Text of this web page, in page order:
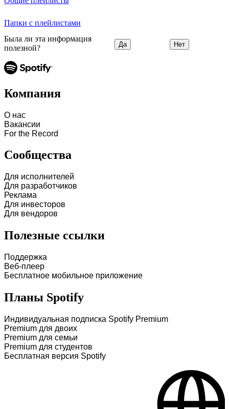
Папки с плейлистами
Была ли эта информация
полезной?
Да Нет
Компания
О нас
Вакансии
For the Record
Сообщества
Для исполнителей
Для разработчиков
Реклама
Для инвесторов
Для вендоров
Полезные ссылки
Поддержка
Веб-плеер
Бесплатное мобильное приложение
Планы Spotify
Индивидуальная подписка Spotify Premium
Premium для двоих
Premium для семьи
Premium для студентов
Бесплатная версия Spotify